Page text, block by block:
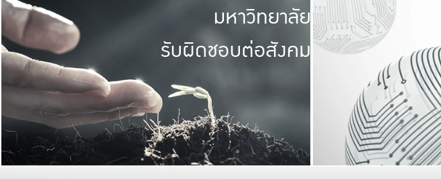
มหาวิทยาลัย
รับผิดชอบต่อสังคม